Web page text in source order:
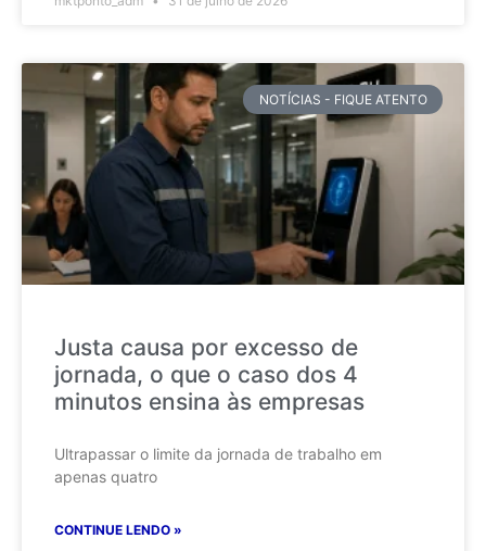
NOTÍCIAS - FIQUE ATENTO
Justa causa por excesso de
jornada, o que o caso dos 4
minutos ensina às empresas
Ultrapassar o limite da jornada de trabalho em
apenas quatro
CONTINUE LENDO »